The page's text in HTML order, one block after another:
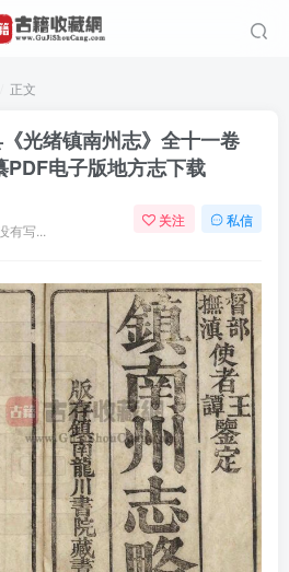
正文
光绪镇南州志》全十一卷
电子版地方志下载
写...
关注 私信